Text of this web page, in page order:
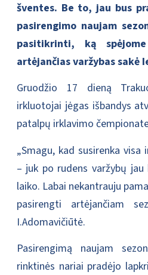
šventes. Be to, jau bus
pasirengimo naujam
pasitikrinti, ką
artėjančias varžybas sakė
Gruodžio 17 dieną
irkluotojai jėgas išbandys
patalpų irklavimo
„Smagu, kad susirenka
– juk po rudens varžybų jau
laiko. Labai nekantrauju
pasirengti artėjančiam
I.Adomavičiūtė.
Pasirengimą naujam
rinktinės nariai pradėjo